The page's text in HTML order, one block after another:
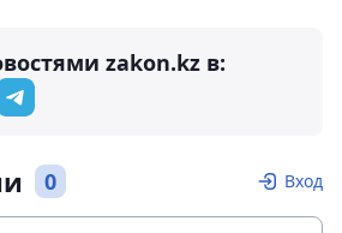
zakon.kz в:
0 Вход